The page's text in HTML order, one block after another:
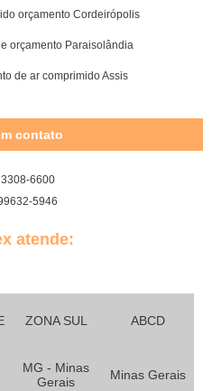
orçamento Cordeirópolis
orçamento Paraisolândia
de ar comprimido Assis
contato
6600
5946
atende:
ZONA SUL ABCD
MG - Minas
Gerais
Minas Gerais